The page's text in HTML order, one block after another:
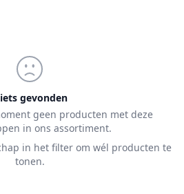
gevonden
geen producten met deze
in ons assortiment.
in het filter om wél producten te
tonen.